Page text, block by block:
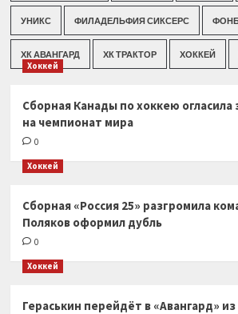
УНИКС ФИЛАДЕЛЬФИЯ СИКСЕРС
ХК АВАНГАРД ХК ТРАКТОР ХОККЕЙ
Хоккей
Сборная Канады по хоккею огласила
на чемпионат мира
0
Хоккей
Сборная «Россия 25» разгромила
Поляков оформил дубль
0
Хоккей
Гераськин перейдёт в «Авангард»